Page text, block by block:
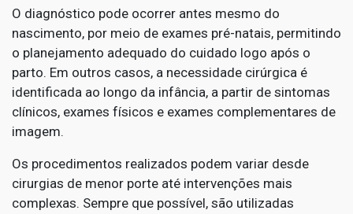
O diagnóstico pode ocorrer antes mesmo do
nascimento, por meio de exames pré-natais, permitindo
o planejamento adequado do cuidado logo após o
parto. Em outros casos, a necessidade cirúrgica é
identificada ao longo da infância, a partir de sintomas
clínicos, exames físicos e exames complementares de
imagem.
Os procedimentos realizados podem variar desde
cirurgias de menor porte até intervenções mais
complexas. Sempre que possível, são utilizadas